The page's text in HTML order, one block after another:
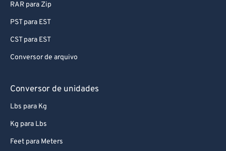
RAR para Zip
PST para EST
CST para EST
Conversor de arquivo
Conversor de unidades
Lbs para Kg
Kg para Lbs
Feet para Meters